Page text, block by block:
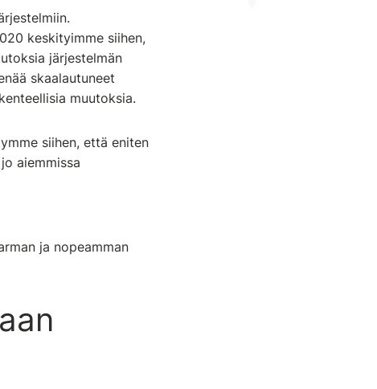
keskityimme siihen,
järjestelmän
skaalautuneet
muutoksia.
siihen, että eniten
aiemmissa
ja nopeamman
an